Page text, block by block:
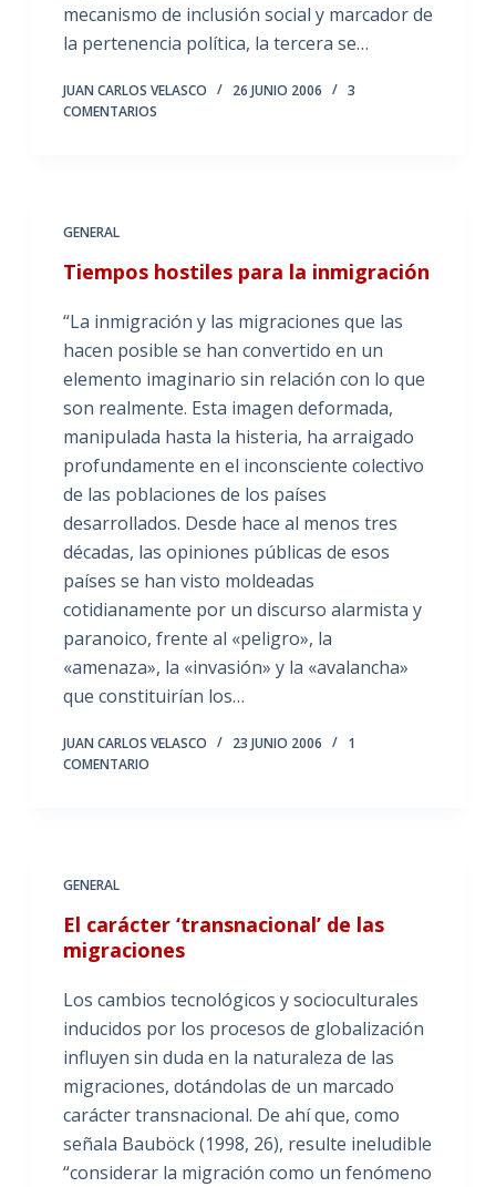
mecanismo de inclusión social y marcador de
la pertenencia política, la tercera se…
JUAN CARLOS VELASCO 26 JUNIO 2006
3
COMENTARIOS
GENERAL
Tiempos hostiles para la inmigración
“La inmigración y las migraciones que las
hacen posible se han convertido en un
elemento imaginario sin relación con lo que
son realmente. Esta imagen deformada,
manipulada hasta la histeria, ha arraigado
profundamente en el inconsciente colectivo
de las poblaciones de los países
desarrollados. Desde hace al menos tres
décadas, las opiniones públicas de esos
países se han visto moldeadas
cotidianamente por un discurso alarmista y
paranoico, frente al «peligro», la
«amenaza», la «invasión» y la «avalancha»
que constituirían los…
JUAN CARLOS VELASCO 23 JUNIO 2006
1
COMENTARIO
GENERAL
El carácter ‘transnacional’ de las
migraciones
Los cambios tecnológicos y socioculturales
inducidos por los procesos de globalización
influyen sin duda en la naturaleza de las
migraciones, dotándolas de un marcado
carácter transnacional. De ahí que, como
señala Bauböck (1998, 26), resulte ineludible
“considerar la migración como un fenómeno